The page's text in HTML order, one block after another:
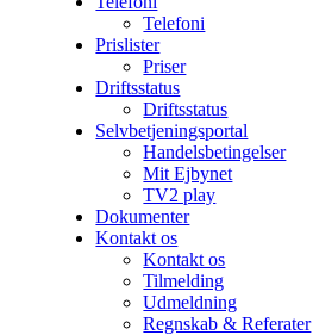
Telefoni
Prislister
Priser
Driftsstatus
Driftsstatus
Selvbetjeningsportal
Handelsbetingelser
Mit Ejbynet
TV2 play
Dokumenter
Kontakt os
Kontakt os
Tilmelding
Udmeldning
Regnskab & Referater